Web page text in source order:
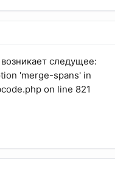
следущее:
'merge-spans' in
on line 821